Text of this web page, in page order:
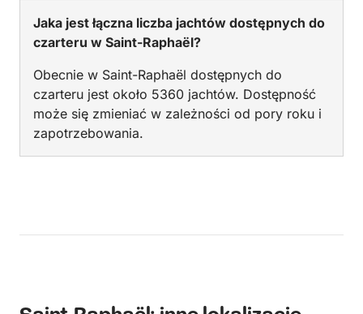
Jaka jest łączna liczba jachtów dostępnych do
czarteru w Saint-Raphaël?
Obecnie w Saint-Raphaël dostępnych do
czarteru jest około 5360 jachtów. Dostępność
może się zmieniać w zależności od pory roku i
zapotrzebowania.